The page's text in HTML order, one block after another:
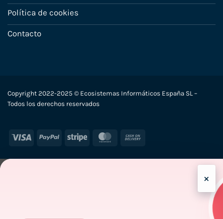
Política de cookies
Contacto
Copyright 2022-2025 © Ecosistemas Informáticos España SL –
Todos los derechos reservados
Visa PayPal Stripe MasterCard
×
-